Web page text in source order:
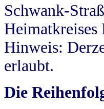
Schwank-
Heimatkreises
Hinweis:
erlaubt.
Die